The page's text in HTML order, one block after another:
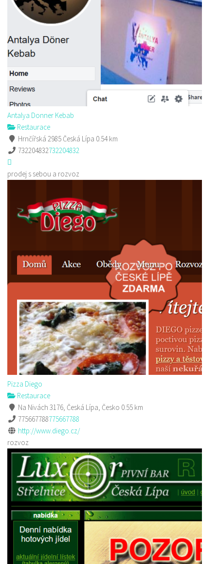
Antalya Donner Kebab
Restaurace
Hrnčířská 2985 Česká Lípa 0.54 km
732204832732204832
prodej s sebou a rozvoz
Pizza Diego
Restaurace
Na Nivách 3176, Česká Lípa, Česko 0.55 km
775667788775667788
http://www.diego.cz/
rozvoz